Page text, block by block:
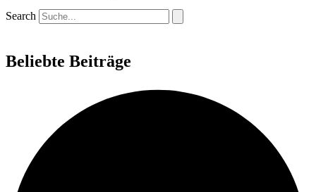
Search
Beliebte Beiträge